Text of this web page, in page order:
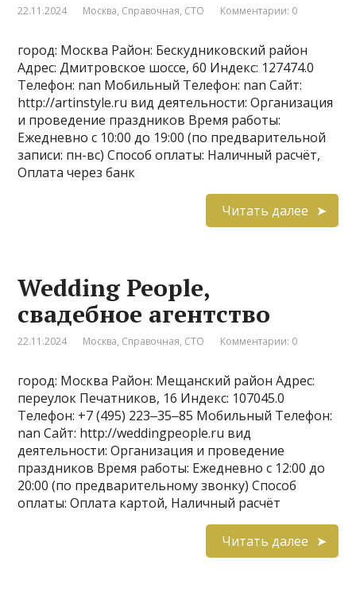
22.11.2024 Москва, Справочная, СТО Комментарии: 0
город: Москва Район: Бескудниковский район
Адрес: Дмитровское шоссе, 60 Индекс: 127474.0
Телефон: nan Мобильный Телефон: nan Сайт:
http://artinstyle.ru вид деятельности: Организация
и проведение праздников Время работы:
Ежедневно с 10:00 до 19:00 (по предварительной
записи: пн-вс) Способ оплаты: Наличный расчёт,
Оплата через банк
Читать далее
Wedding People,
свадебное агентство
22.11.2024 Москва, Справочная, СТО Комментарии: 0
город: Москва Район: Мещанский район Адрес:
переулок Печатников, 16 Индекс: 107045.0
Телефон: +7 (495) 223‒35‒85 Мобильный Телефон:
nan Сайт: http://weddingpeople.ru вид
деятельности: Организация и проведение
праздников Время работы: Ежедневно с 12:00 до
20:00 (по предварительному звонку) Способ
оплаты: Оплата картой, Наличный расчёт
Читать далее